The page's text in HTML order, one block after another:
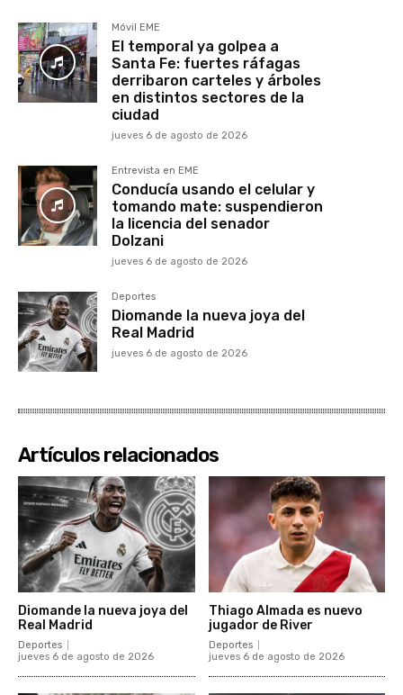
Móvil EME
El temporal ya golpea a
Santa Fe: fuertes ráfagas
derribaron carteles y árboles
en distintos sectores de la
ciudad
jueves 6 de agosto de 2026
Entrevista en EME
Conducía usando el celular y
tomando mate: suspendieron
la licencia del senador
Dolzani
jueves 6 de agosto de 2026
Deportes
Diomande la nueva joya del
Real Madrid
jueves 6 de agosto de 2026
Artículos relacionados
Diomande la nueva joya del
Real Madrid
Deportes
jueves 6 de agosto de 2026
Thiago Almada es nuevo
jugador de River
Deportes
jueves 6 de agosto de 2026